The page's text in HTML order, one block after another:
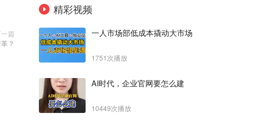
篇
？
精彩视频
一人市场部低成本撬动大市场
1751次播放
AI时代，企业官网要怎么建
10449次播放